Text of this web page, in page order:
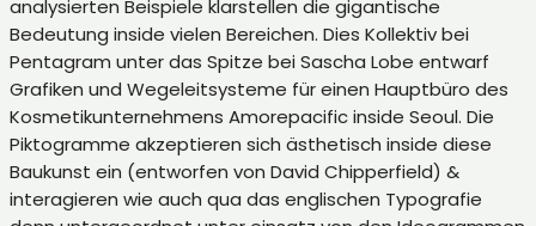
analysierten Beispiele klarstellen die gigantische
Bedeutung inside vielen Bereichen. Dies Kollektiv bei
Pentagram unter das Spitze bei Sascha Lobe entwarf
Grafiken und Wegeleitsysteme für einen Hauptbüro des
Kosmetikunternehmens Amorepacific inside Seoul. Die
Piktogramme akzeptieren sich ästhetisch inside diese
Baukunst ein (entworfen von David Chipperfield) &
interagieren wie auch qua das englischen Typografie